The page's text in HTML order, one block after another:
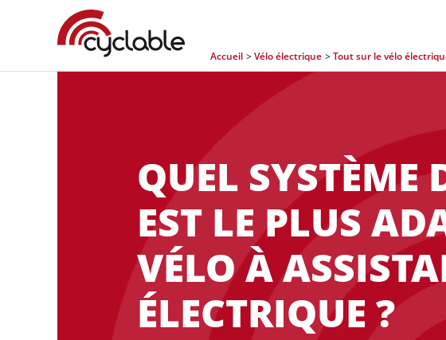
Accueil Vélo électrique Tout sur le vélo
QUEL SYSTÈME
EST LE PLUS
VÉLO À
ÉLECTRIQUE ?